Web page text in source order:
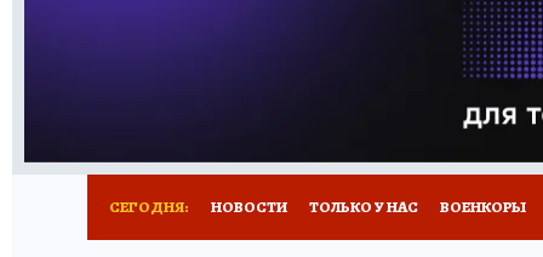
НОВОЕ
СЕГОДНЯ: НОВОСТИ ТОЛЬКО У НАС ВОЕНКОРЫ